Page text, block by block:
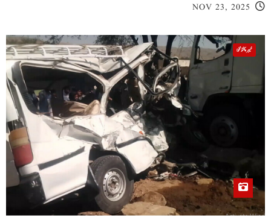
NOV 23, 2025
خیبر پختونخوا